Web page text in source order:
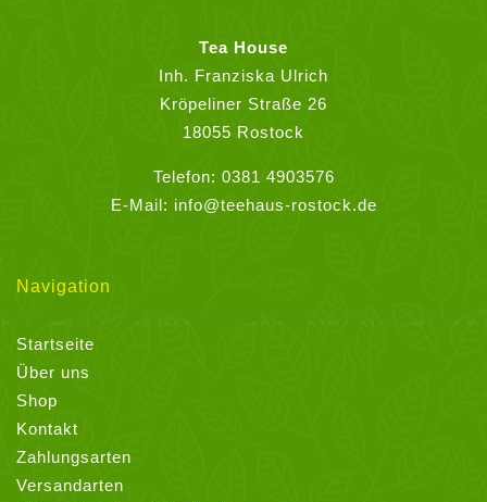
der
Produktseite
gewählt
Tea House
Inh. Franziska Ulrich
Kröpeliner Straße 26
18055 Rostock
Telefon: 0381 4903576
E-Mail: info@teehaus-rostock.de
Navigation
Startseite
Über uns
Shop
Kontakt
Zahlungsarten
Versandarten